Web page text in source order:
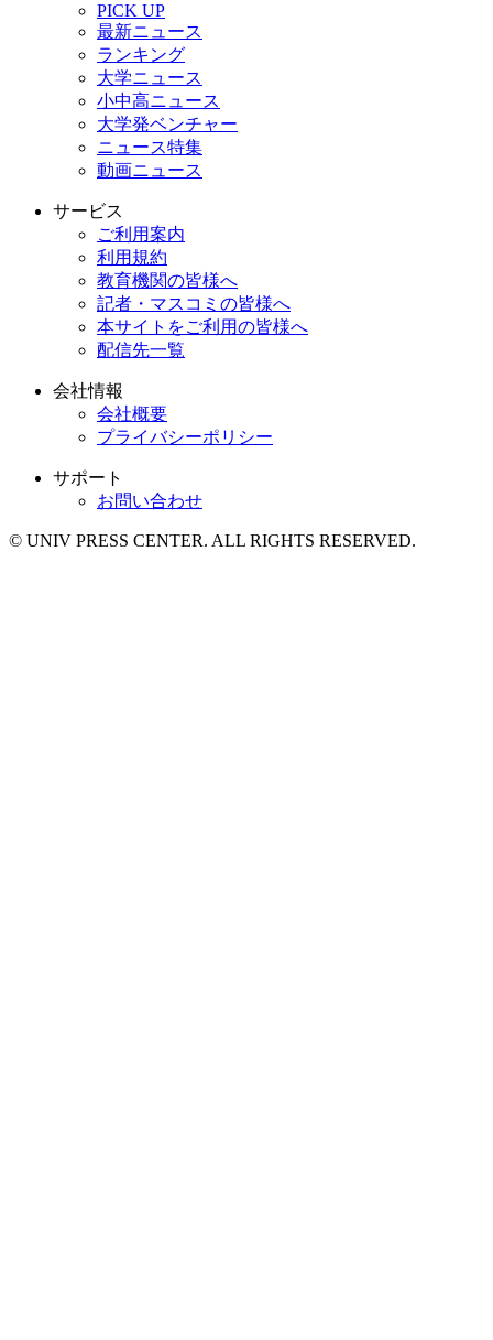
PICK UP
最新ニュース
ランキング
大学ニュース
小中高ニュース
大学発ベンチャー
ニュース特集
動画ニュース
サービス
ご利用案内
利用規約
教育機関の皆様へ
記者・マスコミの皆様へ
本サイトをご利用の皆様へ
配信先一覧
会社情報
会社概要
プライバシーポリシー
サポート
お問い合わせ
© UNIV PRESS CENTER. ALL RIGHTS RESERVED.